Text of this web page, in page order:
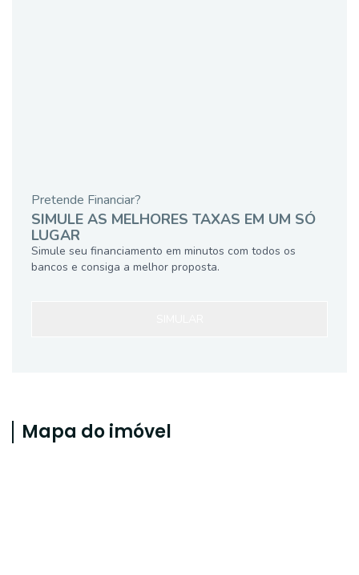
Pretende Financiar?
SIMULE AS MELHORES TAXAS EM UM SÓ
LUGAR
Simule seu financiamento em minutos com todos os
bancos e consiga a melhor proposta.
Mapa do imóvel